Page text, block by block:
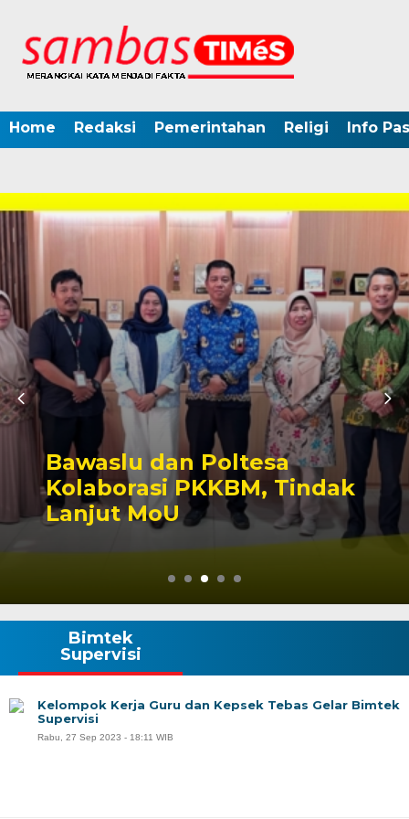
Home Redaksi Pemerintahan Religi Info
Bawaslu dan Poltesa
Kolaborasi PKKBM, Tindak
Lanjut MoU
Bimtek
Supervisi
Kelompok Kerja Guru dan Kepsek Tebas Gelar Bimtek
Supervisi
Rabu, 27 Sep 2023 - 18:11 WIB